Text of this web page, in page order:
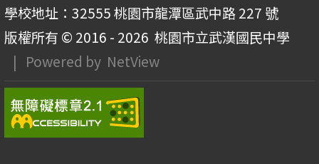
學校地址：32555 桃園市龍潭區武中路 227 號
版權所有 © 2016 - 2026 桃園市立武漢國民中學
| Powered by NetView